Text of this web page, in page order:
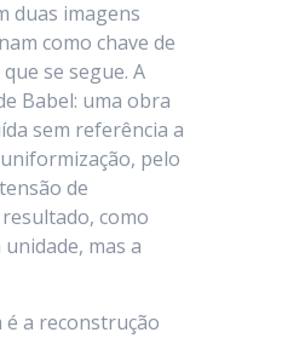
duas imagens
como chave de
se segue. A
Babel: uma obra
sem referência a
pelo
de
como
mas a
é a reconstrução